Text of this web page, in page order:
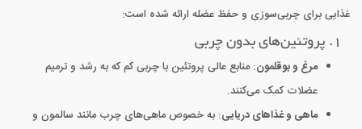
غذایی برای چربی‌سوزی و حفظ عضله ارائه شده است:
1. پروتئین‌های بدون چربی
مرغ و بوقلمون: منابع عالی پروتئین با چربی کم که به رشد و ترمیم
عضلات کمک می‌کنند.
ماهی و غذاهای دریایی: به خصوص ماهی‌های چرب مانند سالمون و